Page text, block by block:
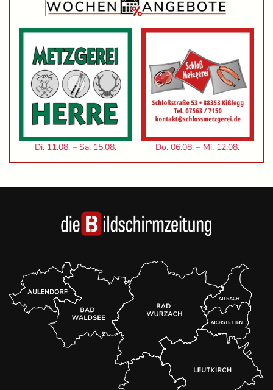
Di. 11.08. – Sa. 15.08. Do. 06.08. – Mi. 12.08.